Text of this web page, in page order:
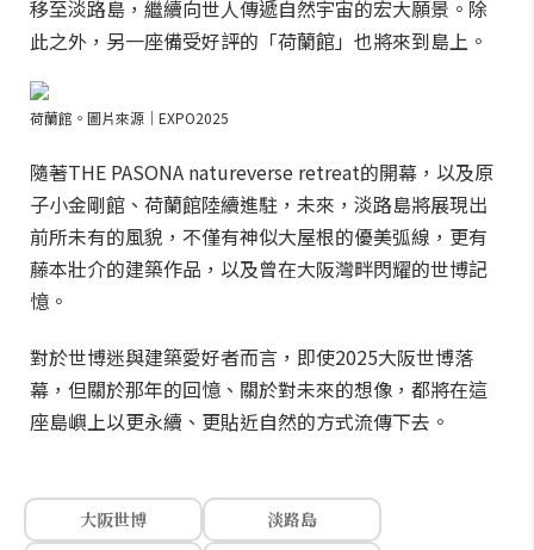
移至淡路島，繼續向世人傳遞自然宇宙的宏大願景。除
此之外，另一座備受好評的「荷蘭館」也將來到島上。
荷蘭館。圖片來源｜EXPO2025
隨著THE PASONA natureverse retreat的開幕，以及原
子小金剛館、荷蘭館陸續進駐，未來，淡路島將展現出
前所未有的風貌，不僅有神似大屋根的優美弧線，更有
藤本壯介的建築作品，以及曾在大阪灣畔閃耀的世博記
憶。
對於世博迷與建築愛好者而言，即使2025大阪世博落
幕，但關於那年的回憶、關於對未來的想像，都將在這
座島嶼上以更永續、更貼近自然的方式流傳下去。
大阪世博
淡路島